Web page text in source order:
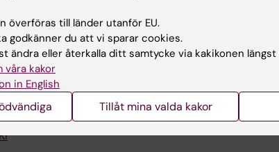
Stöd forskning och
Kontakta presstjänsten
överföras till länder utanför EU.
godkänner du att vi sparar cookies.
ändra eller återkalla ditt samtycke via kakikonen
våra kakor
in English
Tillåt mina valda kakor